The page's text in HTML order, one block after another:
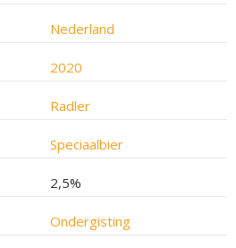
Nederland
2020
Radler
Speciaalbier
2,5%
Ondergisting